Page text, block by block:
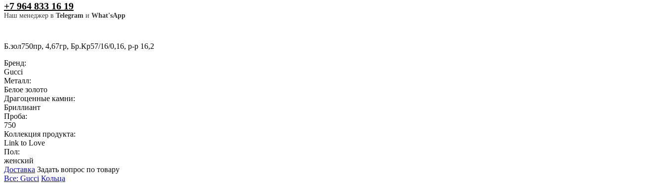
+7 964 833 16 19
Наш менеджер в Telegram и What'sApp
Б.зол750пр, 4,67гр, Бр.Кр57/16/0,16, р-р 16,2
Бренд:
Gucci
Металл:
Белое золото
Драгоценные камни:
Бриллиант
Проба:
750
Коллекция продукта:
Link to Love
Пол:
женский
Доставка Задать вопрос по товару
Все: Gucci Кольца